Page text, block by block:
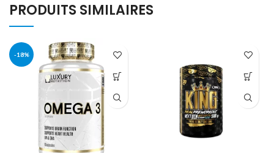
PRODUITS SIMILAIRES
-18%